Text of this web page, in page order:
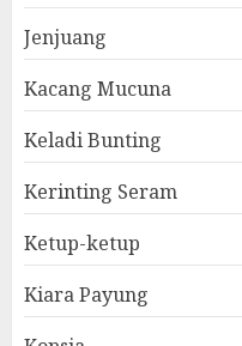
Jenjuang
Kacang Mucuna
Keladi Bunting
Kerinting Seram
Ketup-ketup
Kiara Payung